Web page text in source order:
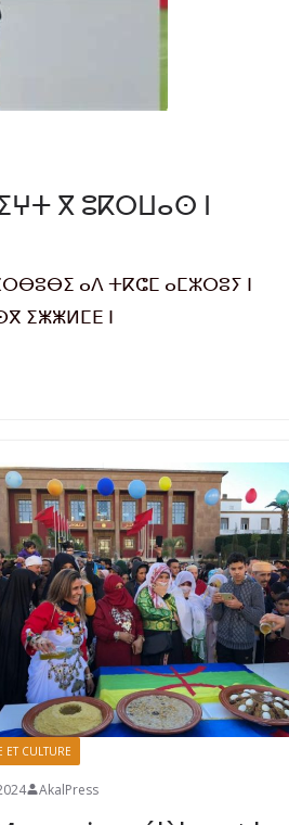
ⴳ ⵓⴽⵔⵡⴰⵙ ⵏ
ⴰⴷ ⵜⴽⵛⵎ ⴰⵎⵣⵔⵓⵢ ⵏ
ⵉⵥⵥⵍⵎⴹ ⵏ
ET CULTURE
AkalPress